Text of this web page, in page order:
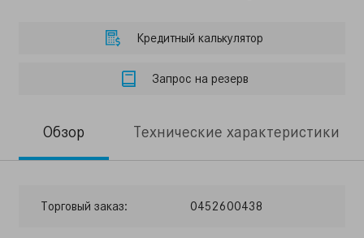
Кредитный калькулятор
Запрос на резерв
Обзор Технические характеристики
Торговый заказ: 0452600438